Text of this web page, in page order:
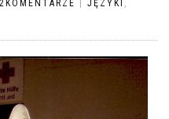
2KOMENTARZE JĘZYKI ,